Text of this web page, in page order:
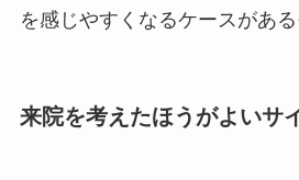
を感じやすくなるケースがある
来院を考えたほうがよいサ